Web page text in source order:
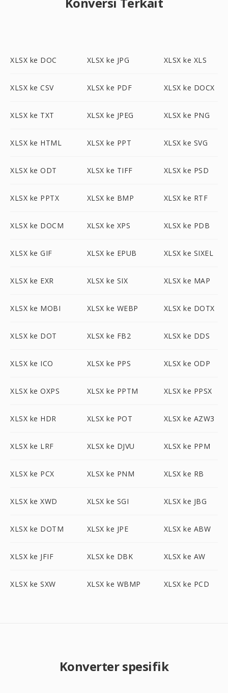
XLSX ke DOC XLSX ke JPG XLSX ke XLS
XLSX ke CSV XLSX ke PDF XLSX ke DOCX
XLSX ke TXT XLSX ke JPEG XLSX ke PNG
XLSX ke HTML XLSX ke PPT XLSX ke SVG
XLSX ke ODT XLSX ke TIFF XLSX ke PSD
XLSX ke PPTX XLSX ke BMP XLSX ke RTF
XLSX ke DOCM XLSX ke XPS XLSX ke PDB
XLSX ke GIF XLSX ke EPUB XLSX ke SIXEL
XLSX ke EXR XLSX ke SIX XLSX ke MAP
XLSX ke MOBI XLSX ke WEBP XLSX ke DOTX
XLSX ke DOT XLSX ke FB2 XLSX ke DDS
XLSX ke ICO XLSX ke PPS XLSX ke ODP
XLSX ke OXPS XLSX ke PPTM XLSX ke PPSX
XLSX ke HDR XLSX ke POT XLSX ke AZW3
XLSX ke LRF XLSX ke DJVU XLSX ke PPM
XLSX ke PCX XLSX ke PNM XLSX ke RB
XLSX ke XWD XLSX ke SGI XLSX ke JBG
XLSX ke DOTM XLSX ke JPE XLSX ke ABW
XLSX ke JFIF XLSX ke DBK XLSX ke AW
XLSX ke SXW XLSX ke WBMP XLSX ke PCD
Konverter spesifik